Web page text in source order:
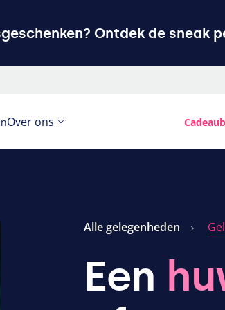
Ontdek de sneak
Over ons
Alle gelegenheden
Een